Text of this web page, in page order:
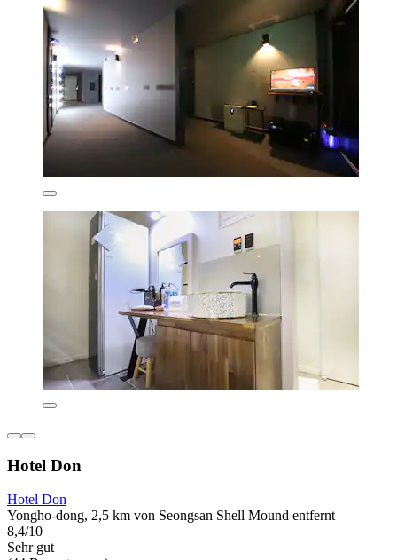
Hotel Don
Hotel Don
Yongho-dong, 2,5 km von Seongsan Shell Mound entfernt
8,4/10
Sehr gut